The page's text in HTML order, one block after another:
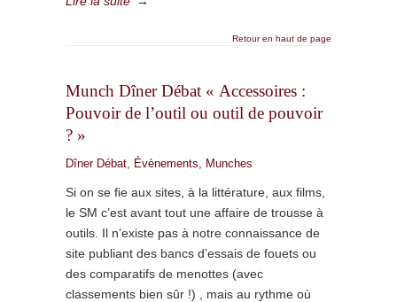
Retour en haut de page
Munch Dîner Débat « Accessoires :
Pouvoir de l’outil ou outil de pouvoir
? »
Dîner Débat, Évènements, Munches
Si on se fie aux sites, à la littérature, aux films,
le SM c’est avant tout une affaire de trousse à
outils. Il n’existe pas à notre connaissance de
site publiant des bancs d’essais de fouets ou
des comparatifs de menottes (avec
classements bien sûr !) , mais au rythme où